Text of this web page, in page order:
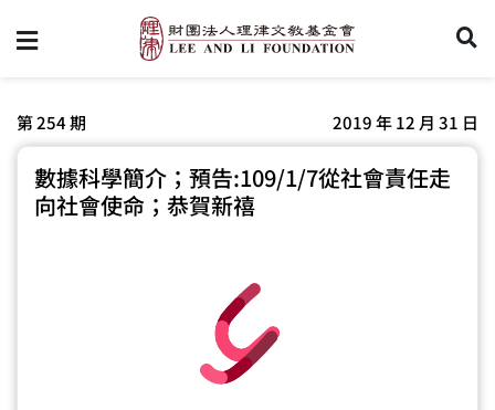
第 254 期 2019 年 12 月 31 日
數據科學簡介；預告:109/1/7從社會責任走
向社會使命；恭賀新禧